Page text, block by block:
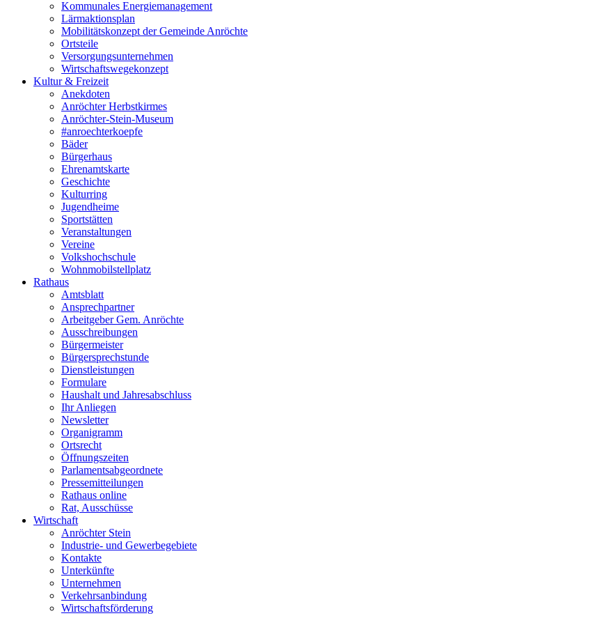
Kommunales Energiemanagement
Lärmaktionsplan
Mobilitätskonzept der Gemeinde Anröchte
Ortsteile
Versorgungsunternehmen
Wirtschaftswegekonzept
Kultur & Freizeit
Anekdoten
Anröchter Herbstkirmes
Anröchter-Stein-Museum
#anroechterkoepfe
Bäder
Bürgerhaus
Ehrenamtskarte
Geschichte
Kulturring
Jugendheime
Sportstätten
Veranstaltungen
Vereine
Volkshochschule
Wohnmobilstellplatz
Rathaus
Amtsblatt
Ansprechpartner
Arbeitgeber Gem. Anröchte
Ausschreibungen
Bürgermeister
Bürgersprechstunde
Dienstleistungen
Formulare
Haushalt und Jahresabschluss
Ihr Anliegen
Newsletter
Organigramm
Ortsrecht
Öffnungszeiten
Parlamentsabgeordnete
Pressemitteilungen
Rathaus online
Rat, Ausschüsse
Wirtschaft
Anröchter Stein
Industrie- und Gewerbegebiete
Kontakte
Unterkünfte
Unternehmen
Verkehrsanbindung
Wirtschaftsförderung